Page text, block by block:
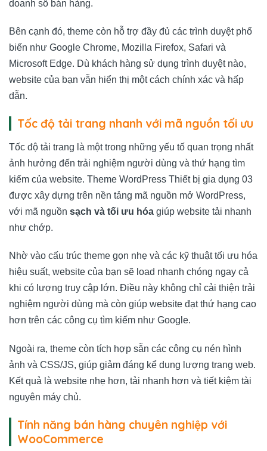
doanh số bán hàng.
Bên cạnh đó, theme còn hỗ trợ đầy đủ các trình duyệt phổ
biến như Google Chrome, Mozilla Firefox, Safari và
Microsoft Edge. Dù khách hàng sử dụng trình duyệt nào,
website của bạn vẫn hiển thị một cách chính xác và hấp
dẫn.
Tốc độ tải trang nhanh với mã nguồn tối ưu
Tốc độ tải trang là một trong những yếu tố quan trọng nhất
ảnh hưởng đến trải nghiệm người dùng và thứ hạng tìm
kiếm của website. Theme WordPress Thiết bị gia dụng 03
được xây dựng trên nền tảng mã nguồn mở WordPress,
với mã nguồn sạch và tối ưu hóa giúp website tải nhanh
như chớp.
Nhờ vào cấu trúc theme gọn nhẹ và các kỹ thuật tối ưu hóa
hiệu suất, website của bạn sẽ load nhanh chóng ngay cả
khi có lượng truy cập lớn. Điều này không chỉ cải thiện trải
nghiệm người dùng mà còn giúp website đạt thứ hạng cao
hơn trên các công cụ tìm kiếm như Google.
Ngoài ra, theme còn tích hợp sẵn các công cụ nén hình
ảnh và CSS/JS, giúp giảm đáng kể dung lượng trang web.
Kết quả là website nhẹ hơn, tải nhanh hơn và tiết kiệm tài
nguyên máy chủ.
Tính năng bán hàng chuyên nghiệp với
WooCommerce